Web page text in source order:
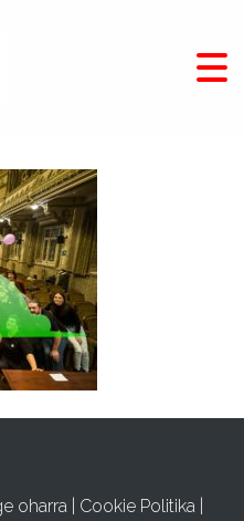
oharra Cookie Politika